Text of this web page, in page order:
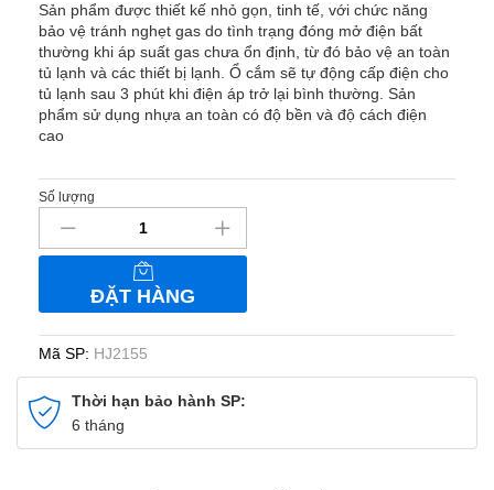
Sản phẩm được thiết kế nhỏ gọn, tinh tế, với chức năng
bảo vệ tránh nghẹt gas do tình trạng đóng mở điện bất
thường khi áp suất gas chưa ổn định, từ đó bảo vệ an toàn
tủ lạnh và các thiết bị lạnh. Ổ cắm sẽ tự động cấp điện cho
tủ lạnh sau 3 phút khi điện áp trở lại bình thường. Sản
phẩm sử dụng nhựa an toàn có độ bền và độ cách điện
cao
Ổ
cắm
bảo
HJ2155
lượng
Số lượng
ĐẶT HÀNG
Mã SP: HJ2155
Thời hạn bảo hành SP:
6 tháng